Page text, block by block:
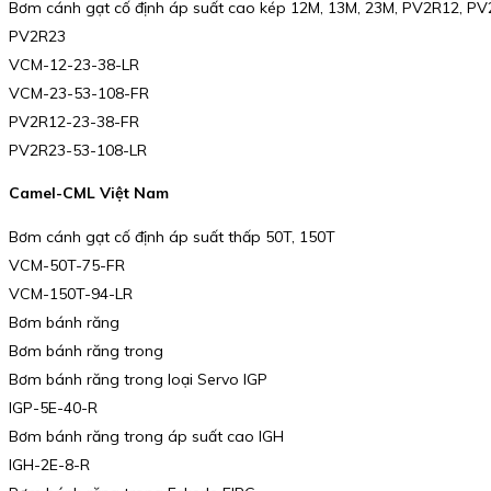
Bơm cánh gạt cố định áp suất cao kép 12M, 13M, 23M, PV2R12,
PV2R23
VCM-12-23-38-LR
VCM-23-53-108-FR
PV2R12-23-38-FR
PV2R23-53-108-LR
Camel-CML Việt Nam
Bơm cánh gạt cố định áp suất thấp 50T, 150T
VCM-50T-75-FR
VCM-150T-94-LR
Bơm bánh răng
Bơm bánh răng trong
Bơm bánh răng trong loại Servo IGP
IGP-5E-40-R
Bơm bánh răng trong áp suất cao IGH
IGH-2E-8-R